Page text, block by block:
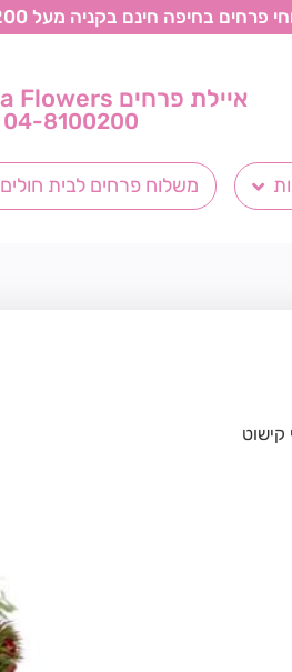
בחיפה חינם בקניה מעל 200 ש“ח *למעט ערבי חג
איילת פרחים Haifa Flowers
04-8100200
משלוח פרחים לבית חולים
קישוט